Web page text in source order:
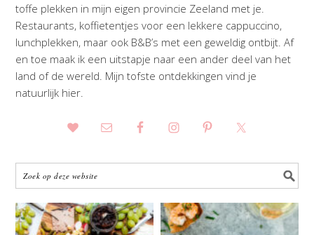
toffe plekken in mijn eigen provincie Zeeland met je.
Restaurants, koffietentjes voor een lekkere cappuccino,
lunchplekken, maar ook B&B’s met een geweldig ontbijt. Af
en toe maak ik een uitstapje naar een ander deel van het
land of de wereld. Mijn tofste ontdekkingen vind je
natuurlijk hier.